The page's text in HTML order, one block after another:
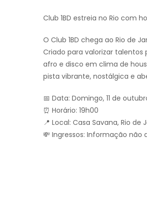
Club 1BD estreia no Rio com
O Club 1BD chega ao Rio de
Criado para valorizar talentos
afro e disco em clima de
pista vibrante, nostálgica e
📅 Data: Domingo, 11 de
⏰ Horário: 19h00
📍 Local: Casa Savana, Rio de
💸 Ingressos: Informação não